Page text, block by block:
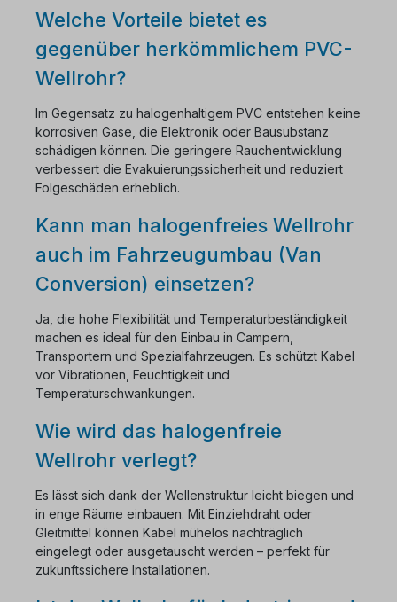
Welche Vorteile bietet es
gegenüber herkömmlichem PVC-
Wellrohr?
Im Gegensatz zu halogenhaltigem PVC entstehen keine
korrosiven Gase, die Elektronik oder Bausubstanz
schädigen können. Die geringere Rauchentwicklung
verbessert die Evakuierungssicherheit und reduziert
Folgeschäden erheblich.
Kann man halogenfreies Wellrohr
auch im Fahrzeugumbau (Van
Conversion) einsetzen?
Ja, die hohe Flexibilität und Temperaturbeständigkeit
machen es ideal für den Einbau in Campern,
Transportern und Spezialfahrzeugen. Es schützt Kabel
vor Vibrationen, Feuchtigkeit und
Temperaturschwankungen.
Wie wird das halogenfreie
Wellrohr verlegt?
Es lässt sich dank der Wellenstruktur leicht biegen und
in enge Räume einbauen. Mit Einziehdraht oder
Gleitmittel können Kabel mühelos nachträglich
eingelegt oder ausgetauscht werden – perfekt für
zukunftssichere Installationen.